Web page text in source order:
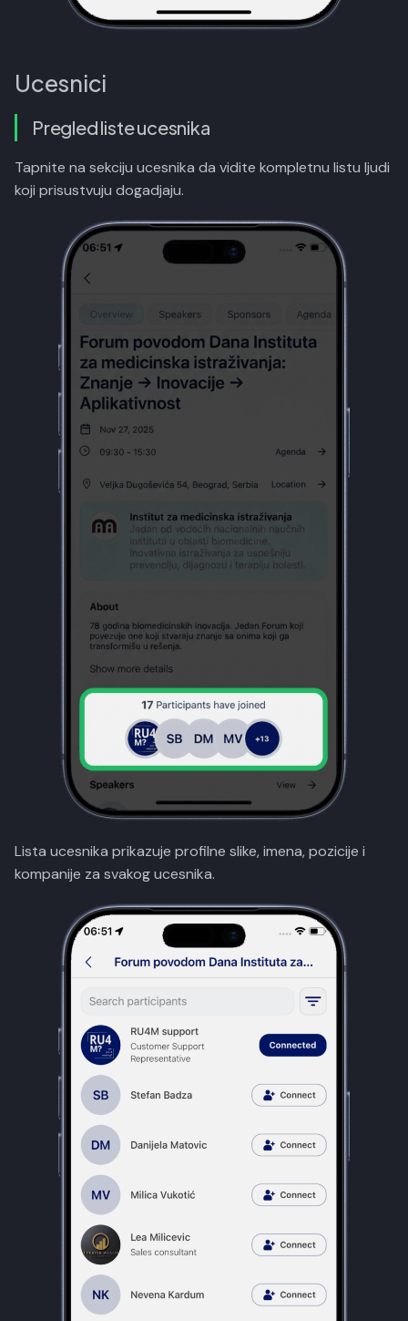
Ucesnici
Pregled liste ucesnika
Tapnite na sekciju ucesnika da vidite kompletnu listu ljudi
koji prisustvuju dogadjaju.
Lista ucesnika prikazuje profilne slike, imena, pozicije i
kompanije za svakog ucesnika.